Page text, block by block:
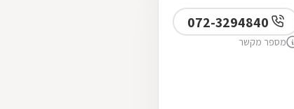
מספר מקשר